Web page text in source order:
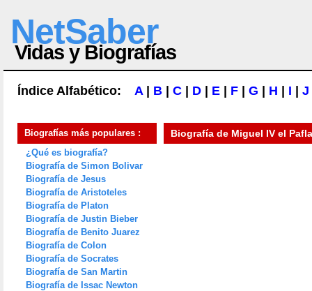
NetSaber
Vidas y Biografías
Índice Alfabético: A| B C D E F G H I J
Biografías más populares :
¿Qué es biografía?
Biografía de Simon Bolivar
Biografía de Jesus
Biografía de Aristoteles
Biografía de Platon
Biografía de Justin Bieber
Biografía de Benito Juarez
Biografía de Colon
Biografía de Socrates
Biografía de San Martin
Biografía de Issac Newton
Biografía de Miguel IV el